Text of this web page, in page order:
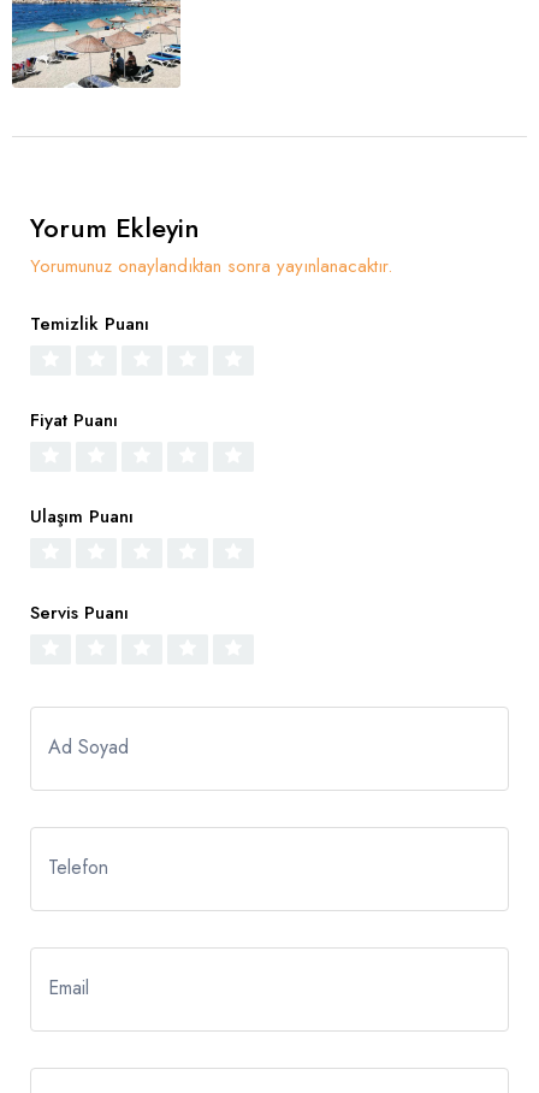
Yorum Ekleyin
Yorumunuz onaylandıktan sonra yayınlanacaktır.
Temizlik Puanı
Fiyat Puanı
Ulaşım Puanı
Servis Puanı
Ad Soyad
Telefon
Email